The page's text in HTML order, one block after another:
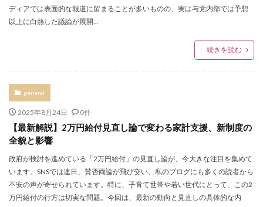
ディアでは表面的な報道に留まることが多いものの、実は与党内部では予想
以上に白熱した議論が展開...
続きを読む
general
2025年8月24日 0件
【最新解説】2万円給付見直し論で変わる家計支援、新制度の
全貌と影響
政府が検討を進めている「2万円給付」の見直し論が、今大きな注目を集めて
います。SNSでは連日、賛否両論が飛び交い、私のブログにも多くの読者から
不安の声が寄せられています。特に、子育て世帯や若い世代にとって、この2
万円給付の行方は切実な問題。今回は、最新の動向と見直しの具体的な内